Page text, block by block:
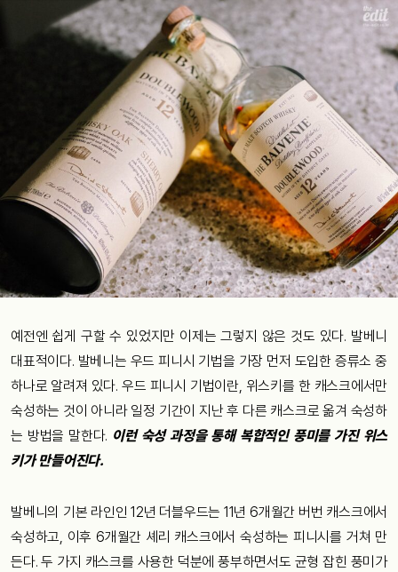
예전엔 쉽게 구할 수 있었지만 이제는 그렇지 않은 것도 있다. 발베니
대표적이다. 발베니는 우드 피니시 기법을 가장 먼저 도입한 증류소 중
하나로 알려져 있다. 우드 피니시 기법이란, 위스키를 한 캐스크에서만
숙성하는 것이 아니라 일정 기간이 지난 후 다른 캐스크로 옮겨 숙성하
는 방법을 말한다. 이런 숙성 과정을 통해 복합적인 풍미를 가진 위스
키가 만들어진다.
발베니의 기본 라인인 12년 더블우드는 11년 6개월간 버번 캐스크에서
숙성하고, 이후 6개월간 셰리 캐스크에서 숙성하는 피니시를 거쳐 만
든다. 두 가지 캐스크를 사용한 덕분에 풍부하면서도 균형 잡힌 풍미가